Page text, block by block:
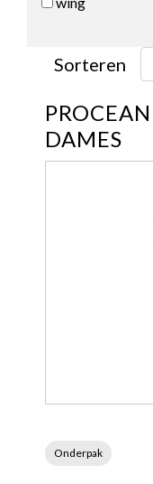
Sorteren
DAMES
Onderpak